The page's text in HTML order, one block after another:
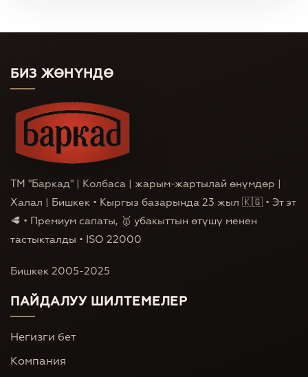
БИЗ ЖӨНҮНДӨ
TM "Баркад" | Колбаса | жарым-жартылай өнүмдөр |
Халал | Бишкек • Кыргыз базарында 23 жыл 🇰🇬 • Эт эт
🥩 • Премиум сапаты, 🥇 убакыттын өтүшү менен
тастыкталды • ISO 22000
Бишкек 2005-2025
ПАЙДАЛУУ ШИЛТЕМЕЛЕР
Негизги бет
Компания